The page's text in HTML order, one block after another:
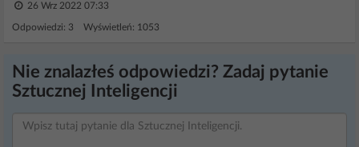
26 Wrz 2022 07:33
Odpowiedzi: 3 Wyświetleń: 1053
Nie znalazłeś odpowiedzi? Zadaj pytanie
Sztucznej Inteligencji